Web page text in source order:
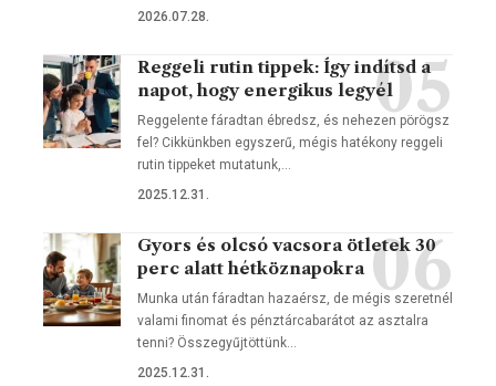
2026.07.28.
Reggeli rutin tippek: Így indítsd a
napot, hogy energikus legyél
Reggelente fáradtan ébredsz, és nehezen pörögsz
fel? Cikkünkben egyszerű, mégis hatékony reggeli
rutin tippeket mutatunk,…
2025.12.31.
Gyors és olcsó vacsora ötletek 30
perc alatt hétköznapokra
Munka után fáradtan hazaérsz, de mégis szeretnél
valami finomat és pénztárcabarátot az asztalra
tenni? Összegyűjtöttünk…
2025.12.31.